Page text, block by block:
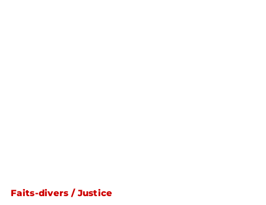
Faits-divers / Justice